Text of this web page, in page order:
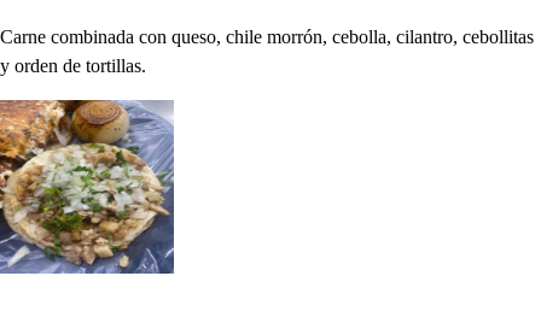
Carne combinada con queso, chile morrón, cebolla, cilantro, cebollitas
y orden de tortillas.